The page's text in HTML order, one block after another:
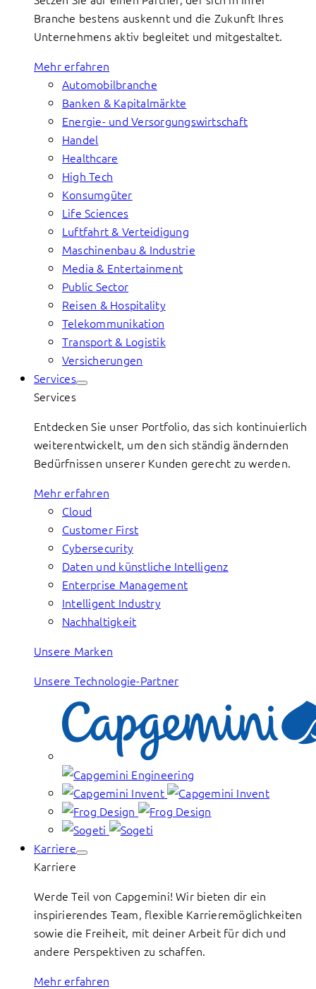
Branche bestens auskennt und die Zukunft Ihres
Unternehmens aktiv begleitet und mitgestaltet.
Mehr erfahren
Automobilbranche
Banken & Kapitalmärkte
Energie- und Versorgungswirtschaft
Handel
Healthcare
High Tech
Konsumgüter
Life Sciences
Luftfahrt & Verteidigung
Maschinenbau & Industrie
Media & Entertainment
Public Sector
Reisen & Hospitality
Telekommunikation
Transport & Logistik
Versicherungen
Services
Services
Entdecken Sie unser Portfolio, das sich kontinuierlich
weiterentwickelt, um den sich ständig ändernden
Bedürfnissen unserer Kunden gerecht zu werden.
Mehr erfahren
Cloud
Customer First
Cybersecurity
Daten und künstliche Intelligenz
Enterprise Management
Intelligent Industry
Nachhaltigkeit
Unsere Marken
Unsere Technologie-Partner
Karriere
Karriere
Werde Teil von Capgemini! Wir bieten dir ein
inspirierendes Team, flexible Karrieremöglichkeiten
sowie die Freiheit, mit deiner Arbeit für dich und
andere Perspektiven zu schaffen.
Mehr erfahren